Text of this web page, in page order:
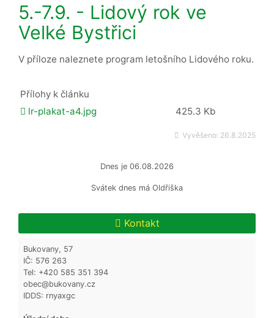
5.-7.9. - Lidový rok ve
Velké Bystřici
V příloze naleznete program letošního Lidového roku.
Přílohy k článku
lr-plakat-a4.jpg
425.3 Kb
Vyvěšeno: 26.8.2025
Dnes je 06.08.2026
Svátek dnes má Oldřiška
Kontakt
Bukovany, 57
IČ: 576 263
Tel: +420 585 351 394
obec@bukovany.cz
IDDS: rnyaxgc